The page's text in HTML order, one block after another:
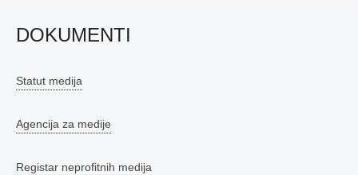
DOKUMENTI
Statut medija
Agencija za medije
Registar neprofitnih medija